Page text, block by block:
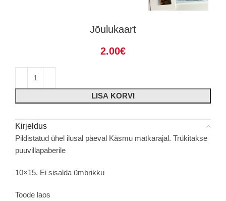
Jõulukaart
2.00€
LISA KORVI
Kirjeldus
Pildistatud ühel ilusal päeval Käsmu matkarajal. Trükitakse
puuvillapaberile
10×15. Ei sisalda ümbrikku
Toode laos